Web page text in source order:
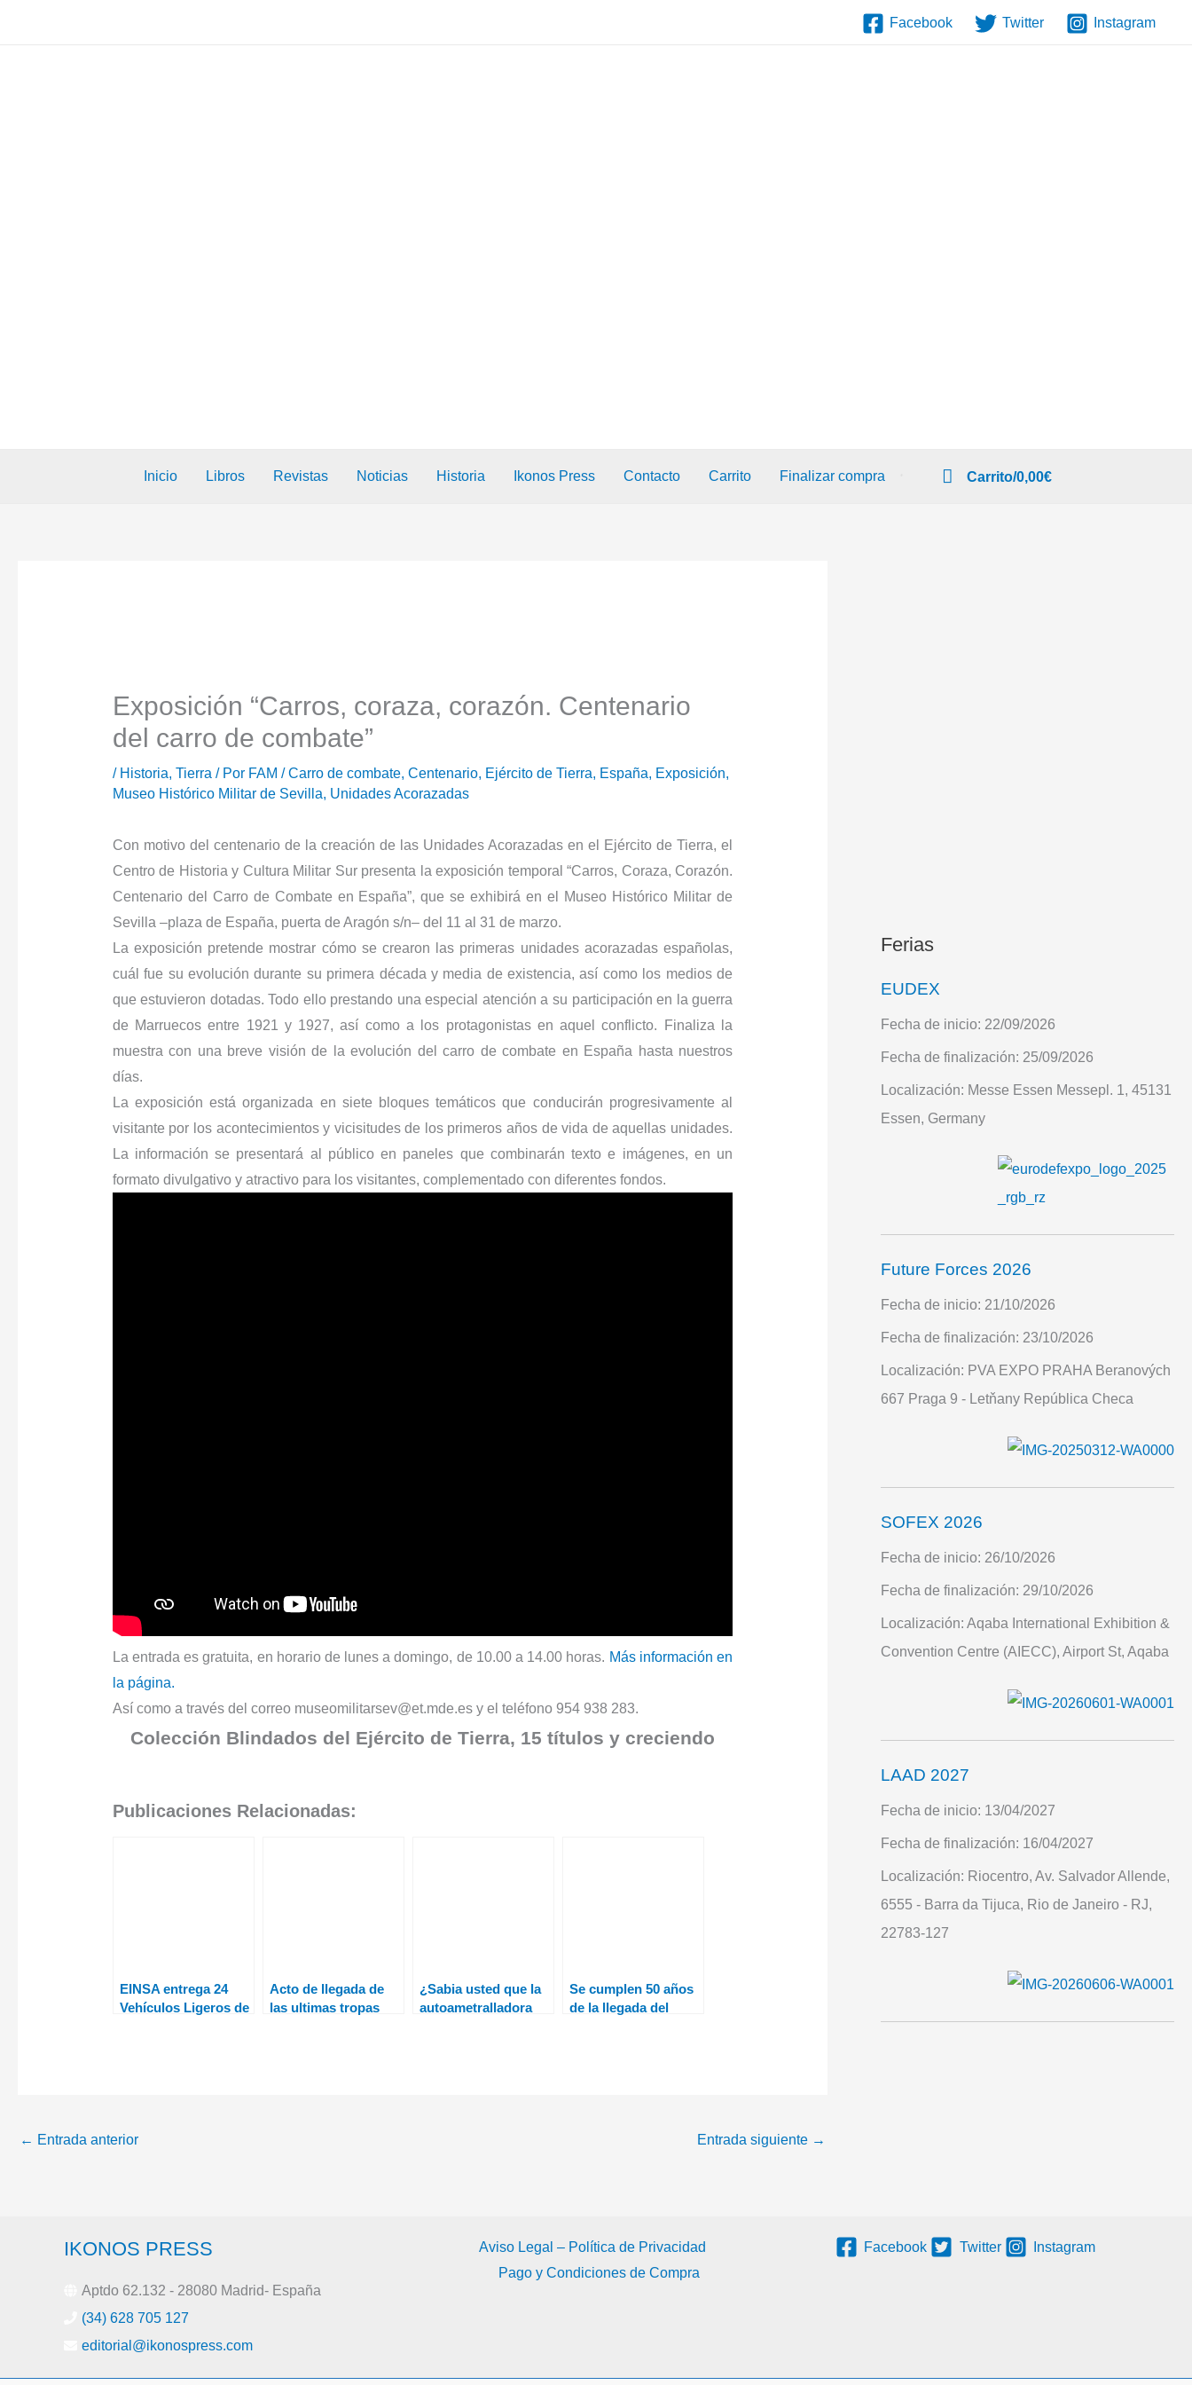
Facebook Twitter Instagram
Inicio Libros Revistas Noticias Historia Ikonos Press Contacto Carrito Finalizar compra Carrito/0,00€
Exposición “Carros, coraza, corazón. Centenario
del carro de combate”
/ Historia, Tierra/ Por FAM /Carro de combate, Centenario, Ejército de Tierra, España, Exposición,
Museo Histórico Militar de Sevilla, Unidades Acorazadas
Con motivo del centenario de la creación de las Unidades Acorazadas en el Ejército de Tierra, el
Centro de Historia y Cultura Militar Sur presenta la exposición temporal “Carros, Coraza, Corazón.
Centenario del Carro de Combate en España”, que se exhibirá en el Museo Histórico Militar de
Sevilla –plaza de España, puerta de Aragón s/n– del 11 al 31 de marzo.
La exposición pretende mostrar cómo se crearon las primeras unidades acorazadas españolas,
cuál fue su evolución durante su primera década y media de existencia, así como los medios de
que estuvieron dotadas. Todo ello prestando una especial atención a su participación en la guerra
de Marruecos entre 1921 y 1927, así como a los protagonistas en aquel conflicto. Finaliza la
muestra con una breve visión de la evolución del carro de combate en España hasta nuestros
días.
La exposición está organizada en siete bloques temáticos que conducirán progresivamente al
visitante por los acontecimientos y vicisitudes de los primeros años de vida de aquellas unidades.
La información se presentará al público en paneles que combinarán texto e imágenes, en un
formato divulgativo y atractivo para los visitantes, complementado con diferentes fondos.
La entrada es gratuita, en horario de lunes a domingo, de 10.00 a 14.00 horas. Más información en
la página.
Así como a través del correo museomilitarsev@et.mde.es y el teléfono 954 938 283.
Colección Blindados del Ejército de Tierra, 15 títulos y creciendo
Publicaciones Relacionadas:
EINSA entrega 24
Vehículos Ligeros de
Acto de llegada de
las ultimas tropas
¿Sabia usted que la
autoametralladora
Se cumplen 50 años
de la llegada del
← Entrada anterior Entrada siguiente →
Ferias
EUDEX
Fecha de inicio: 22/09/2026
Fecha de finalización: 25/09/2026
Localización: Messe Essen Messepl. 1, 45131
Essen, Germany
Future Forces 2026
Fecha de inicio: 21/10/2026
Fecha de finalización: 23/10/2026
Localización: PVA EXPO PRAHA Beranových
667 Praga 9 - Letňany República Checa
SOFEX 2026
Fecha de inicio: 26/10/2026
Fecha de finalización: 29/10/2026
Localización: Aqaba International Exhibition &
Convention Centre (AIECC), Airport St, Aqaba
LAAD 2027
Fecha de inicio: 13/04/2027
Fecha de finalización: 16/04/2027
Localización: Riocentro, Av. Salvador Allende,
6555 - Barra da Tijuca, Rio de Janeiro - RJ,
22783-127
IKONOS PRESS
Aptdo 62.132 - 28080 Madrid- España
(34) 628 705 127
editorial@ikonospress.com
Aviso Legal – Política de Privacidad
Pago y Condiciones de Compra
Facebook Twitter Instagram